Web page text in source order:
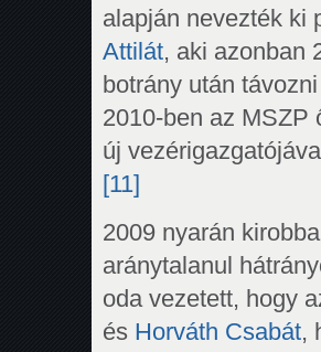
alapján nevezték ki
Attilát, aki azonban
botrány után
2010-ben az MSZP
új
[11]
2009 nyarán
aránytalanul
oda vezetett, hogy
és Horváth Csabát,